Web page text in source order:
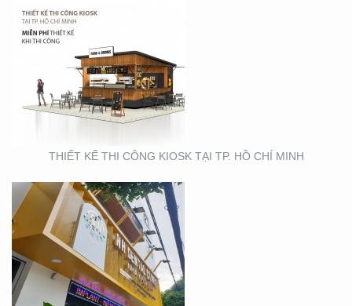
THIẾT KẾ THI CÔNG KIOSK TẠI TP. HỒ CHÍ MINH
THIẾT KẾ- THI CÔNG
BẢNG HIỆU ” NHA KHOA
NH
THIẾT KẾ SẢN XUẤT KỆ
TRƯNG BÀY ĐẠI LÝ TẠI
TP. HỒ CHÍ MINH